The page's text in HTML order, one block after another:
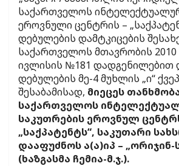
საქართველოს
ეროვნული ცენტრის –
დებულების დამტკიცების
საქართველოს მთავრობის
ივლისის №181 დადგენილებით
დებულების მე-4 მუხლის „ი“
შესაბამისად, მიეცეს
საქართველოს
საკუთრების ეროვნულ
„საქპატენტს“, საკუთარი
დააფუძნოს ა(ა)იპ –
(ხაზგასმა ჩემია-მ.ჯ.).